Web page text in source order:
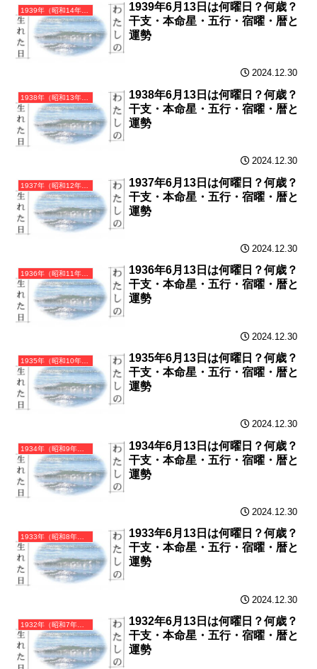
1939年（昭和14年）己卯（つちのとう）・卯年（うさぎ年）カレンダー（月曜はじまり）
1939年6月13日は何曜日？何歳？
干支・本命星・五行・宿曜・暦と
運勢
2024.12.30
1938年（昭和13年）戊寅（つちのえとら）・寅年（とら年）カレンダー（月曜はじまり）
1938年6月13日は何曜日？何歳？
干支・本命星・五行・宿曜・暦と
運勢
2024.12.30
1937年（昭和12年）丁丑（ひのとうし）・丑年（うし年）カレンダー（月曜はじまり）
1937年6月13日は何曜日？何歳？
干支・本命星・五行・宿曜・暦と
運勢
2024.12.30
1936年（昭和11年）丙子（ひのえね）・子年（ねずみ年）カレンダー（月曜はじまり）
1936年6月13日は何曜日？何歳？
干支・本命星・五行・宿曜・暦と
運勢
2024.12.30
1935年（昭和10年）乙亥（きのとい）・亥年（いのしし年）カレンダー（月曜はじまり）
1935年6月13日は何曜日？何歳？
干支・本命星・五行・宿曜・暦と
運勢
2024.12.30
1934年（昭和9年）甲戌（きのえいぬ）・戌年（いぬ年）カレンダー（月曜はじまり）
1934年6月13日は何曜日？何歳？
干支・本命星・五行・宿曜・暦と
運勢
2024.12.30
1933年（昭和8年）癸酉（みずのととり）・酉年（とり年）カレンダー（月曜はじまり）
1933年6月13日は何曜日？何歳？
干支・本命星・五行・宿曜・暦と
運勢
2024.12.30
1932年（昭和7年）壬申（みずのえさる）・申年（さる年）カレンダー（月曜はじまり）
1932年6月13日は何曜日？何歳？
干支・本命星・五行・宿曜・暦と
運勢